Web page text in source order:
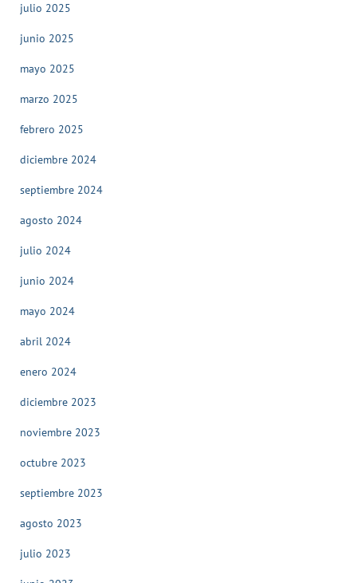
julio 2025
junio 2025
mayo 2025
marzo 2025
febrero 2025
diciembre 2024
septiembre 2024
agosto 2024
julio 2024
junio 2024
mayo 2024
abril 2024
enero 2024
diciembre 2023
noviembre 2023
octubre 2023
septiembre 2023
agosto 2023
julio 2023